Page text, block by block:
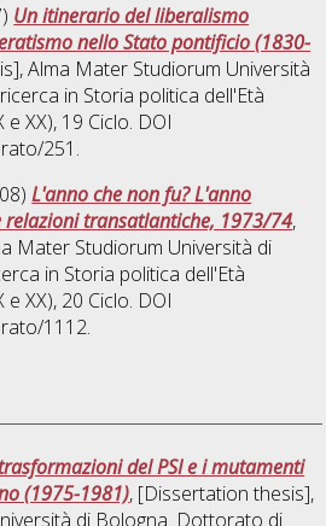
Un itinerario del liberalismo
nello Stato pontificio (1830-
Alma Mater Studiorum Università
in Storia politica dell'Età
e XX), 19 Ciclo. DOI
251.
L'anno che non fu? L'anno
relazioni transatlantiche, 1973/74,
Mater Studiorum Università di
in Storia politica dell'Età
e XX), 20 Ciclo. DOI
1112.
del PSI e i mutamenti
(1975-1981), [Dissertation thesis],
di Bologna. Dottorato di